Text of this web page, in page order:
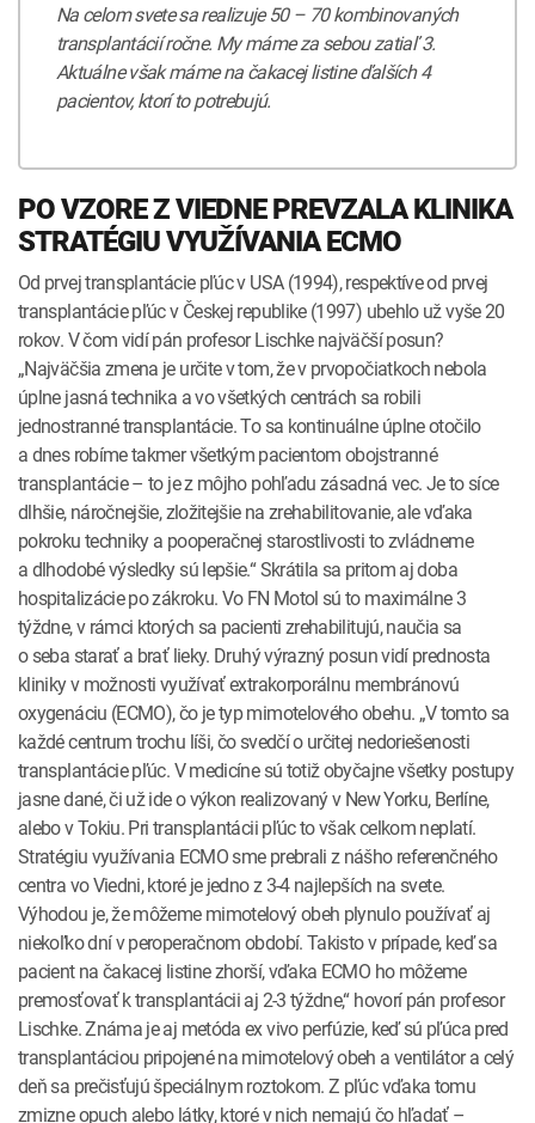
Na celom svete sa realizuje 50 – 70 kombinovaných
transplantácií ročne. My máme za sebou zatiaľ 3.
Aktuálne však máme na čakacej listine ďalších 4
pacientov, ktorí to potrebujú.
PO VZORE Z VIEDNE PREVZALA KLINIKA
STRATÉGIU VYUŽÍVANIA ECMO
Od prvej transplantácie pľúc v USA (1994), respektíve od prvej
transplantácie pľúc v Českej republike (1997) ubehlo už vyše 20
rokov. V čom vidí pán profesor Lischke najväčší posun?
„Najväčšia zmena je určite v tom, že v prvopočiatkoch nebola
úplne jasná technika a vo všetkých centrách sa robili
jednostranné transplantácie. To sa kontinuálne úplne otočilo
a dnes robíme takmer všetkým pacientom obojstranné
transplantácie – to je z môjho pohľadu zásadná vec. Je to síce
dlhšie, náročnejšie, zložitejšie na zrehabilitovanie, ale vďaka
pokroku techniky a pooperačnej starostlivosti to zvládneme
a dlhodobé výsledky sú lepšie.“ Skrátila sa pritom aj doba
hospitalizácie po zákroku. Vo FN Motol sú to maximálne 3
týždne, v rámci ktorých sa pacienti zrehabilitujú, naučia sa
o seba starať a brať lieky. Druhý výrazný posun vidí prednosta
kliniky v možnosti využívať extrakorporálnu membránovú
oxygenáciu (ECMO), čo je typ mimotelového obehu. „V tomto sa
každé centrum trochu líši, čo svedčí o určitej nedoriešenosti
transplantácie pľúc. V medicíne sú totiž obyčajne všetky postupy
jasne dané, či už ide o výkon realizovaný v New Yorku, Berlíne,
alebo v Tokiu. Pri transplantácii pľúc to však celkom neplatí.
Stratégiu využívania ECMO sme prebrali z nášho referenčného
centra vo Viedni, ktoré je jedno z 3-4 najlepších na svete.
Výhodou je, že môžeme mimotelový obeh plynulo používať aj
niekoľko dní v peroperačnom období. Takisto v prípade, keď sa
pacient na čakacej listine zhorší, vďaka ECMO ho môžeme
premosťovať k transplantácii aj 2-3 týždne,“ hovorí pán profesor
Lischke. Známa je aj metóda ex vivo perfúzie, keď sú pľúca pred
transplantáciou pripojené na mimotelový obeh a ventilátor a celý
deň sa prečisťujú špeciálnym roztokom. Z pľúc vďaka tomu
zmizne opuch alebo látky, ktoré v nich nemajú čo hľadať –